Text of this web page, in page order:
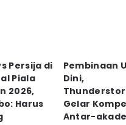
Persija di
Piala
2026,
Harus
Pembinaan
Dini,
Gelar
Antar-